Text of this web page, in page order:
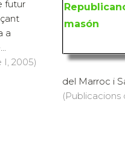
futur
a
2005)
del Marroc i
(Publicacions